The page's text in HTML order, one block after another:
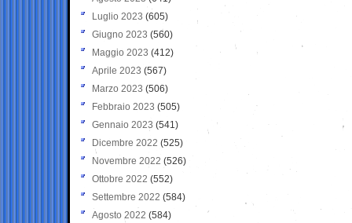
Luglio 2023 (605)
Giugno 2023 (560)
Maggio 2023 (412)
Aprile 2023 (567)
Marzo 2023 (506)
Febbraio 2023 (505)
Gennaio 2023 (541)
Dicembre 2022 (525)
Novembre 2022 (526)
Ottobre 2022 (552)
Settembre 2022 (584)
Agosto 2022 (584)